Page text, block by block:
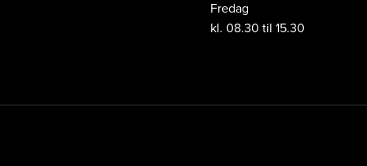
Fredag
kl. 08.30 til 15.30